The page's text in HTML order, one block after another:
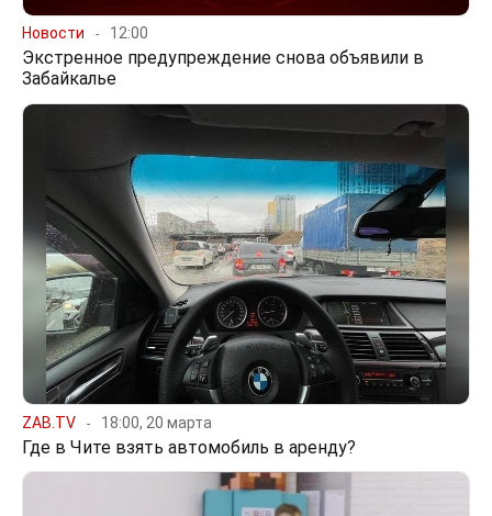
Новости 12:00
Экстренное предупреждение снова объявили в
Забайкалье
ZAB.TV 18:00, 20 марта
Где в Чите взять автомобиль в аренду?